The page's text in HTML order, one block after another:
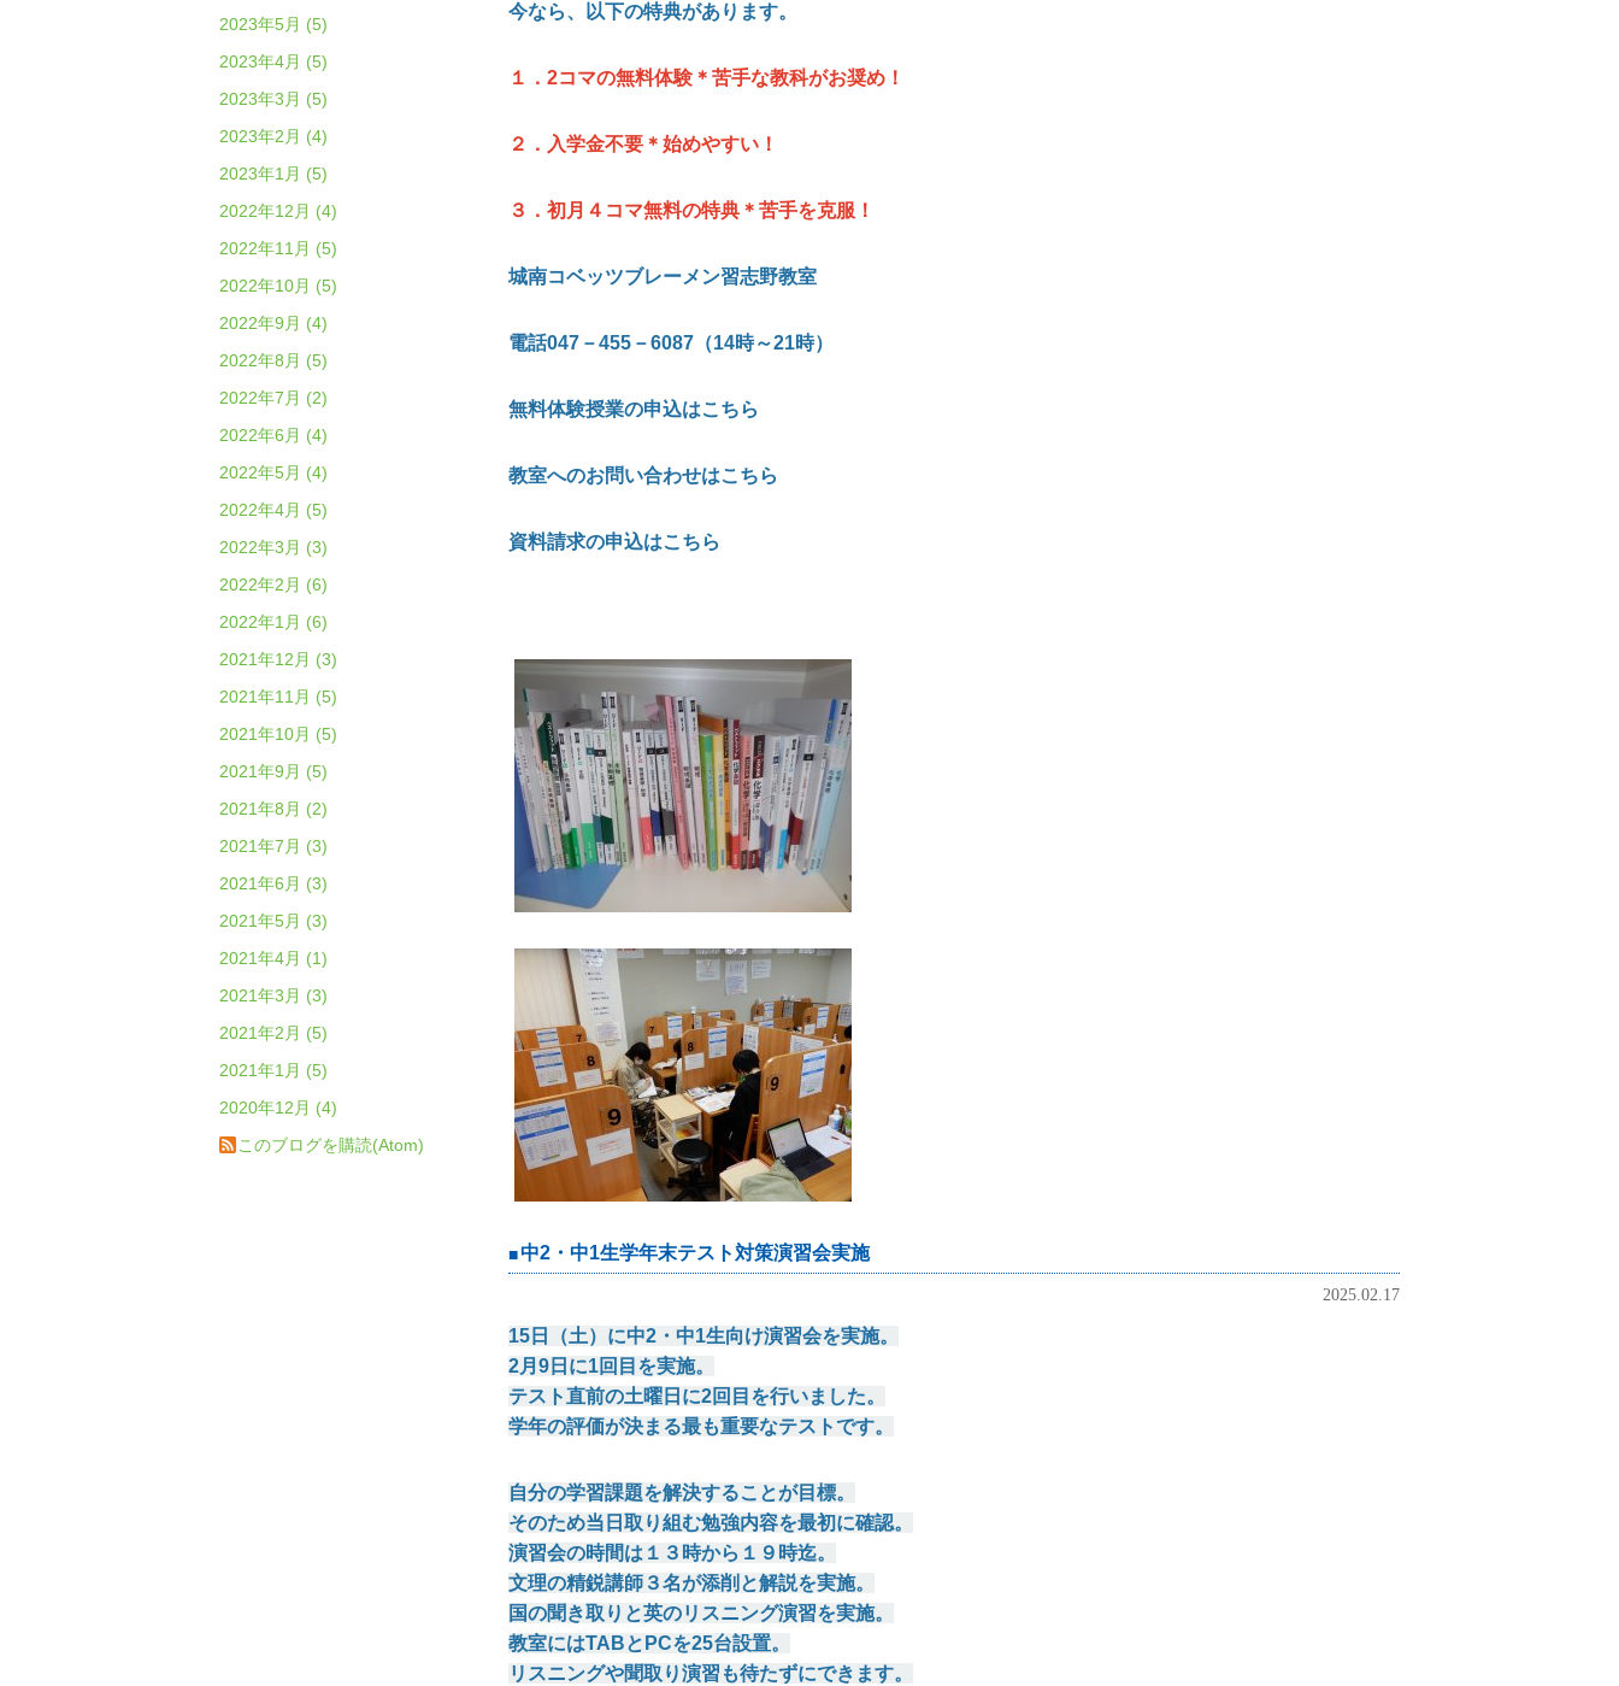
今なら、以下の特典があります。
１．2コマの無料体験＊苦手な教科がお奨め！
２．入学金不要＊始めやすい！
３．初月４コマ無料の特典＊苦手を克服！
城南コベッツブレーメン習志野教室
電話047 －455 －6087 （14時～21時）
無料体験授業の申込はこちら
教室へのお問い合わせはこちら
資料請求の申込はこちら
中2・中1生学年末テスト対策演習会実施
2025.02.17
15 日（土）に中2・中1生向け演習会を実施。
2月9日に1回目を実施。
テスト直前の土曜日に2回目を行いました。
学年の評価が決まる最も重要なテストです。
自分の学習課題を解決することが目標。
そのため当日取り組む勉強内容を最初に確認。
演習会の時間は１３時から１９時迄。
文理の精鋭講師３名が添削と解説を実施。
国の聞き取りと英のリスニング演習を実施。
教室にはTABとPCを25台設置。
リスニングや聞取り演習も待たずにできます。
2023年5月 (5)
2023年4月 (5)
2023年3月 (5)
2023年2月 (4)
2023年1月 (5)
2022年12月 (4)
2022年11月 (5)
2022年10月 (5)
2022年9月 (4)
2022年8月 (5)
2022年7月 (2)
2022年6月 (4)
2022年5月 (4)
2022年4月 (5)
2022年3月 (3)
2022年2月 (6)
2022年1月 (6)
2021年12月 (3)
2021年11月 (5)
2021年10月 (5)
2021年9月 (5)
2021年8月 (2)
2021年7月 (3)
2021年6月 (3)
2021年5月 (3)
2021年4月 (1)
2021年3月 (3)
2021年2月 (5)
2021年1月 (5)
2020年12月 (4)
このブログを購読(Atom)